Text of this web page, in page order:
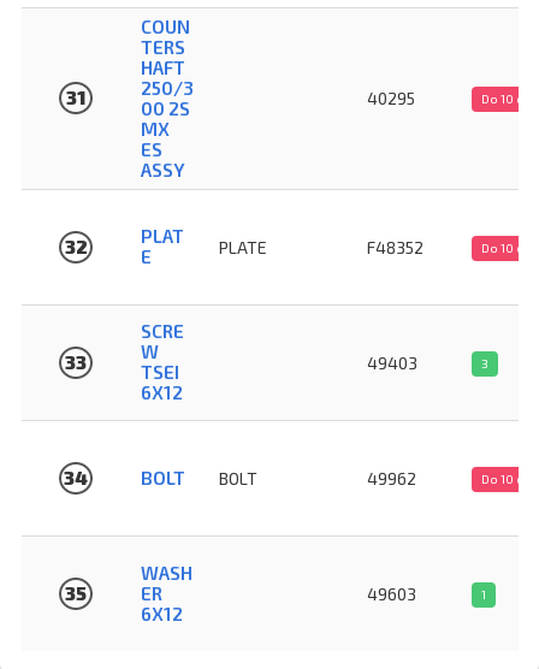
31
COUN
TERS
HAFT
250/3
00 2S
MX
ES
ASSY
40295 Do 10 dnů
32
PLAT
E
PLATE F48352 Do 10 dnů
33
SCRE
W
TSEI
6X12
49403 3
34 BOLT BOLT 49962 Do 10 dnů
35
WASH
ER
6X12
49603 1